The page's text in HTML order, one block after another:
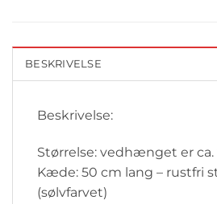
BESKRIVELSE
Beskrivelse:
Størrelse: vedhænget er ca.
Kæde: 50 cm lang – rustfri
(sølvfarvet)